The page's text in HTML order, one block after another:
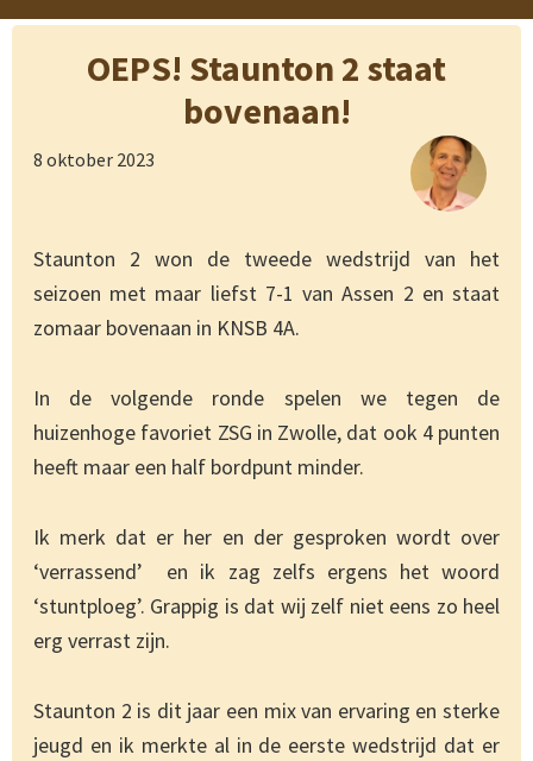
OEPS! Staunton 2 staat
bovenaan!
8 oktober 2023
Staunton 2 won de tweede wedstrijd van het
seizoen met maar liefst 7-1 van Assen 2 en staat
zomaar bovenaan in KNSB 4A.
In de volgende ronde spelen we tegen de
huizenhoge favoriet ZSG in Zwolle, dat ook 4 punten
heeft maar een half bordpunt minder.
Ik merk dat er her en der gesproken wordt over
‘verrassend’ en ik zag zelfs ergens het woord
‘stuntploeg’. Grappig is dat wij zelf niet eens zo heel
erg verrast zijn.
Staunton 2 is dit jaar een mix van ervaring en sterke
jeugd en ik merkte al in de eerste wedstrijd dat er